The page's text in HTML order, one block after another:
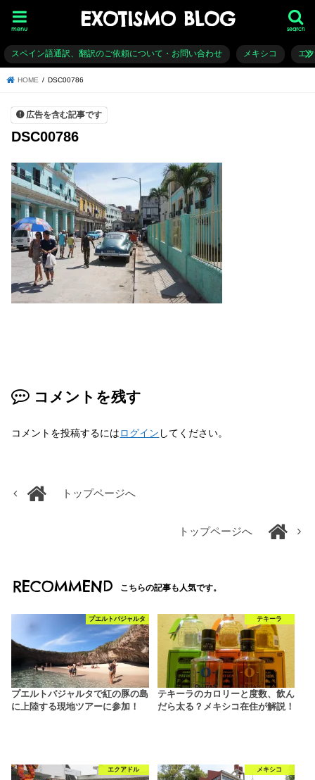
EXOTISMO BLOG search
menu
スペイン語通訳、翻訳のご依頼について・お問い合わせ メキシコ エ
HOME DSC00786
広告を含む記事です
DSC00786
コメントを残す
コメントを投稿するにはログイン してください。
トップページへ
トップページへ
RECOMMEND こちらの記事も人気です。
プエルトバジャルタ
プエルトバジャルタで紅の豚の島
に上陸する現地ツアーに参加！
テキーラ
テキーラのカロリーと度数、飲ん
だら太る？メキシコ在住が解説！
エクアドル メキシコ